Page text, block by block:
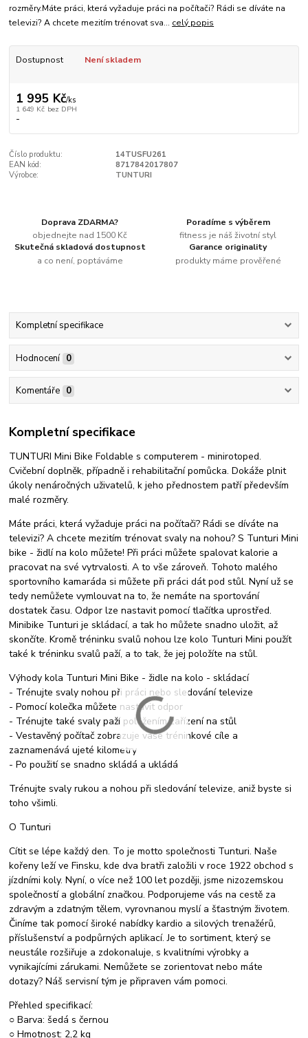
rozměry.Máte práci, která vyžaduje práci na počítači? Rádi se díváte na
televizi? A chcete mezitím trénovat sva... celý popis
Dostupnost Není skladem
1 995 Kč/ks
1 649 Kč bez DPH
-
Číslo produktu:
14TUSFU261
EAN kód:
8717842017807
Výrobce:
TUNTURI
Doprava ZDARMA?
objednejte nad 1500 Kč
Poradíme s výběrem
fitness je náš životní styl
Skutečná skladová dostupnost
a co není, poptáváme
Garance originality
produkty máme prověřené
Kompletní specifikace
Hodnocení 0
Komentáře 0
Kompletní specifikace
TUNTURI Mini Bike Foldable s computerem - minirotoped.
Cvičební doplněk, případně i rehabilitační pomůcka. Dokáže plnit
úkoly nenáročných uživatelů, k jeho přednostem patří především
malé rozměry.
Máte práci, která vyžaduje práci na počítači? Rádi se díváte na
televizi? A chcete mezitím trénovat svaly na nohou? S Tunturi Mini
bike - židlí na kolo můžete! Při práci můžete spalovat kalorie a
pracovat na své vytrvalosti. A to vše zároveň. Tohoto malého
sportovního kamaráda si můžete při práci dát pod stůl. Nyní už se
tedy nemůžete vymlouvat na to, že nemáte na sportování
dostatek času. Odpor lze nastavit pomocí tlačítka uprostřed.
Minibike Tunturi je skládací, a tak ho můžete snadno uložit, až
skončíte. Kromě tréninku svalů nohou lze kolo Tunturi Mini použít
také k tréninku svalů paží, a to tak, že jej položíte na stůl.
Výhody kola Tunturi Mini Bike - židle na kolo - skládací
- Trénujte svaly nohou při práci nebo sledování televize
- Pomocí kolečka můžete nastavit odpor
- Trénujte také svaly paží položením zařízení na stůl
- Vestavěný počítač zobrazuje vaše tréninkové cíle a
zaznamenává ujeté kilometry
- Po použití se snadno skládá a ukládá
Trénujte svaly rukou a nohou při sledování televize, aniž byste si
toho všimli.
O Tunturi
Cítit se lépe každý den. To je motto společnosti Tunturi. Naše
kořeny leží ve Finsku, kde dva bratři založili v roce 1922 obchod s
jízdními koly. Nyní, o více než 100 let později, jsme nizozemskou
společností a globální značkou. Podporujeme vás na cestě za
zdravým a zdatným tělem, vyrovnanou myslí a šťastným životem.
Činíme tak pomocí široké nabídky kardio a silových trenažérů,
příslušenství a podpůrných aplikací. Je to sortiment, který se
neustále rozšiřuje a zdokonaluje, s kvalitními výrobky a
vynikajícími zárukami. Nemůžete se zorientovat nebo máte
dotazy? Náš servisní tým je připraven vám pomoci.
Přehled specifikací:
○ Barva: šedá s černou
○ Hmotnost: 2,2 kg